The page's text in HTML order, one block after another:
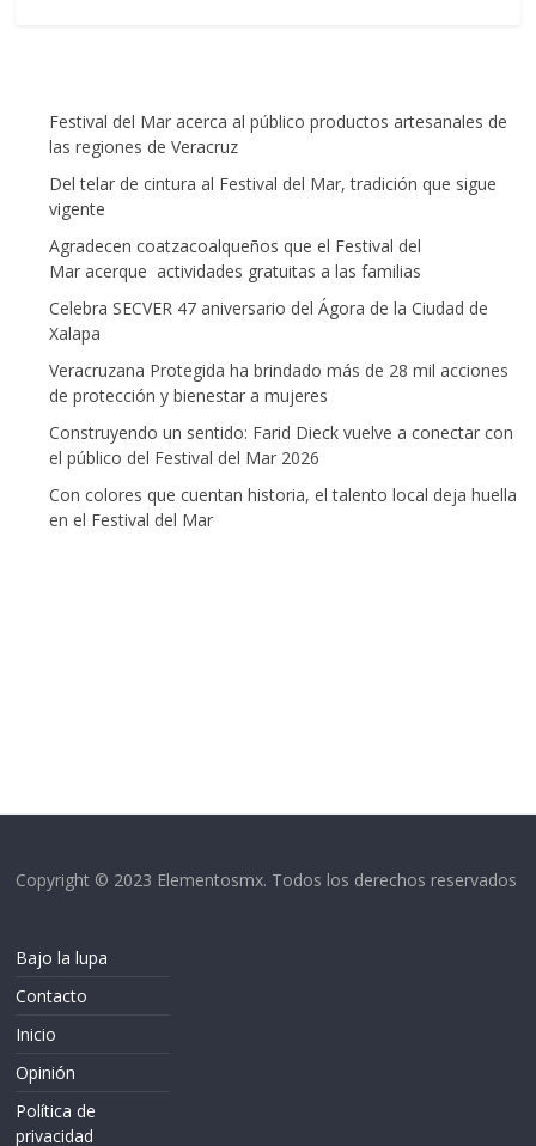
Festival del Mar acerca al público productos artesanales de
las regiones de Veracruz
Del telar de cintura al Festival del Mar, tradición que sigue
vigente
Agradecen coatzacoalqueños que el Festival del
Mar acerque actividades gratuitas a las familias
Celebra SECVER 47 aniversario del Ágora de la Ciudad de
Xalapa
Veracruzana Protegida ha brindado más de 28 mil acciones
de protección y bienestar a mujeres
Construyendo un sentido: Farid Dieck vuelve a conectar con
el público del Festival del Mar 2026
Con colores que cuentan historia, el talento local deja huella
en el Festival del Mar
Copyright © 2023 Elementosmx. Todos los derechos reservados
Bajo la lupa
Contacto
Inicio
Opinión
Política de
privacidad